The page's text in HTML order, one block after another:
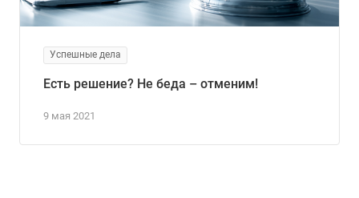
Успешные дела
9 мая 2021
Есть решение? Не беда – отменим!